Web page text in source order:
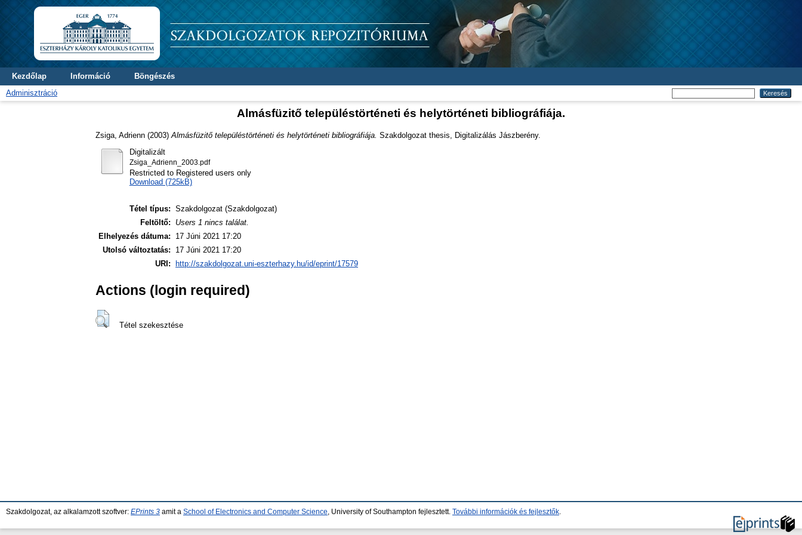
Kezdőlap Információ
Böngészés
Adminisztráció
Almásfüzitő településtörténeti és helytörténeti bibliográfiája.
Zsiga, Adrienn (2003) Almásfüzitő településtörténeti és helytörténeti bibliográfiája. Szakdolgozat thesis, Digitalizálás Jászberény.
Digitalizált
Zsiga_Adrienn_2003.pdf
Restricted to Registered users only
Download (725kB)
Tétel típus: Szakdolgozat (Szakdolgozat)
Feltöltő:
Users 1 nincs találat.
Elhelyezés dátuma:
17 Júni 2021 17:20
Utolsó változtatás:
17 Júni 2021 17:20
URI:
http://szakdolgozat.uni-eszterhazy.hu/id/eprint/17579
Actions (login required)
Tétel szekesztése
Szakdolgozat, az alkalamzott szoftver: EPrints 3 amit a School of Electronics and Computer Science , University of Southampton fejlesztett. További információk és fejlesztők